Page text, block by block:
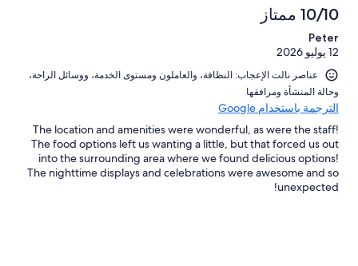
10/10 ممتاز
Peter
12 يوليو 2026
عناصر نالت الإعجاب: ⁦النظافة⁩، و⁦العاملون ومستوى الخدمة⁩، و⁦وسائل الراحة⁩،
و⁦حالة المنشأة ومرافقها⁩
الترجمة باستخدام Google
The location and amenities were wonderful, as were the staff!
The food options left us wanting a little, but that forced us out
into the surrounding area where we found delicious options!
The nighttime displays and celebrations were awesome and so
unexpected!